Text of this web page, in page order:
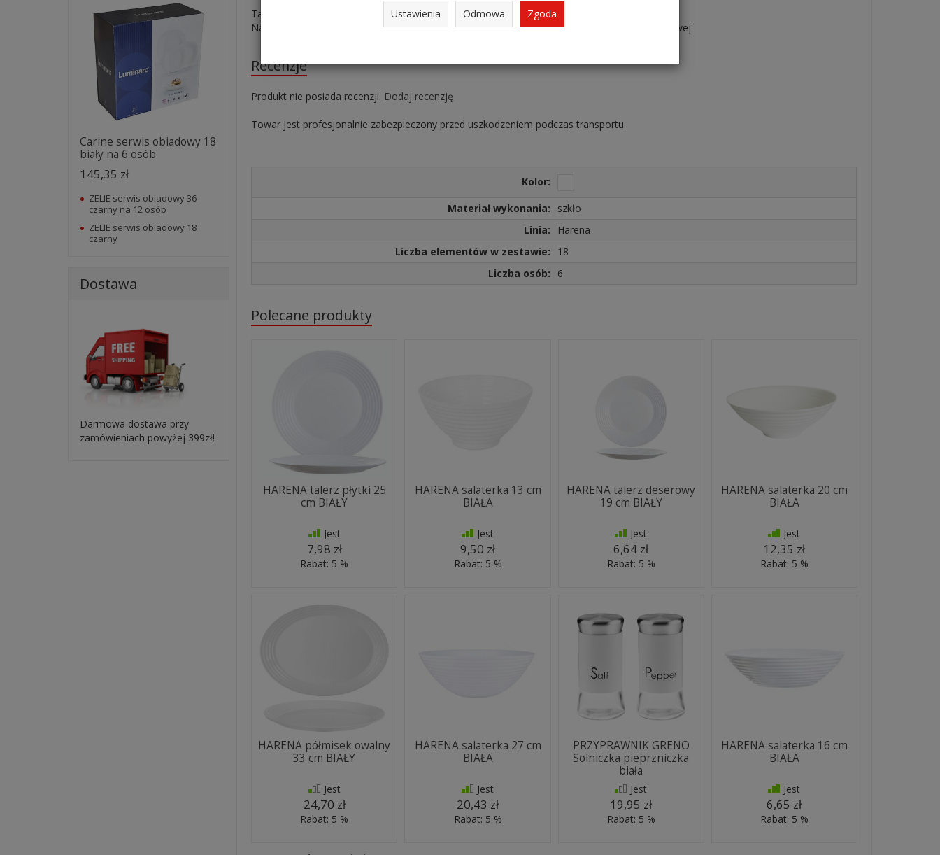
Talerze są błyszczące na części użytkowej ( góra) i matowe na spodzie talerza.
Naczynia LUMINARC doskonale nadają się do użytkowania w zmywarce i kuchence mikrofalowej.
Recenzje
Produkt nie posiada recenzji. Dodaj recenzję
Towar jest profesjonalnie zabezpieczony przed uszkodzeniem podczas transportu.
Kolor:
Materiał wykonania:
szkło
Linia:
Harena
Liczba elementów w zestawie:
18
Liczba osób:
6
Polecane produkty
HARENA talerz płytki 25
cm BIAŁY
Jest
7,98 zł
Rabat: 5 %
HARENA salaterka 13 cm
BIAŁA
Jest
9,50 zł
Rabat: 5 %
HARENA talerz deserowy
19 cm BIAŁY
Jest
6,64 zł
Rabat: 5 %
HARENA salaterka 20 cm
BIAŁA
Jest
12,35 zł
Rabat: 5 %
HARENA półmisek owalny
33 cm BIAŁY
Jest
24,70 zł
Rabat: 5 %
HARENA salaterka 27 cm
BIAŁA
Jest
20,43 zł
Rabat: 5 %
PRZYPRAWNIK GRENO
Solniczka pieprzniczka
biała
Jest
19,95 zł
Rabat: 5 %
HARENA salaterka 16 cm
BIAŁA
Jest
6,65 zł
Rabat: 5 %
Carine serwis obiadowy 18
biały na 6 osób
145,35 zł
ZELIE serwis obiadowy 36
czarny na 12 osób
ZELIE serwis obiadowy 18
czarny
Dostawa
Darmowa dostawa przy
zamówieniach powyżej 399zł!
Ustawienia Odmowa Zgoda